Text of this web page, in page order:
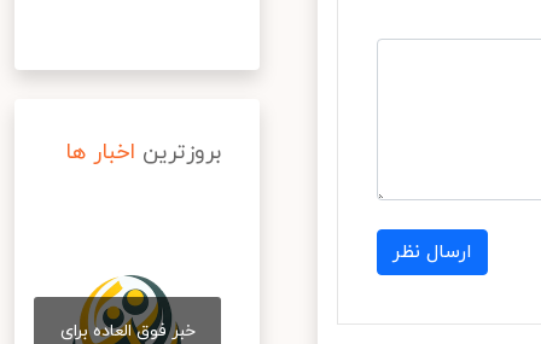
ارسال نظر
بروزترین اخبار ها
خبر فوق العاده برای